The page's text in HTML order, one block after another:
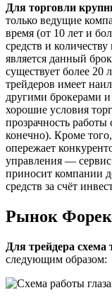
Для торговли
только ведущие
время (от 10 лет и
средств и
является данный
существует более 20
трейдеров имеет
другими брокерами
хорошие условия
прозрачность
конечно). Кроме
опережает
управления —
приносит компании
средств за счёт
Рынок
Для трейдера схема
следующим образом: